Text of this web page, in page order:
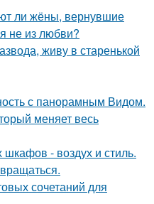
ли жёны, вернувшие
не из любви?
живу в старенькой
с панорамным Видом.
меняет весь
- воздух и стиль.
сочетаний для